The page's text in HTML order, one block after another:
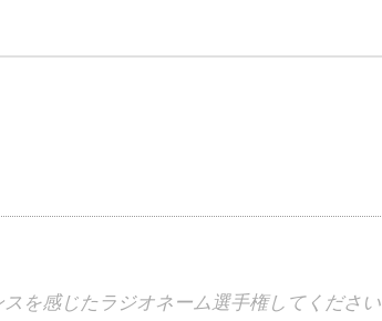
を感じたラジオネーム選手権してください